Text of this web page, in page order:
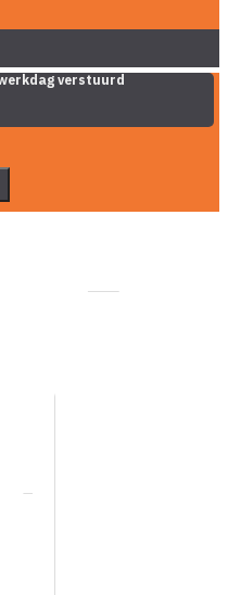
verstuurd